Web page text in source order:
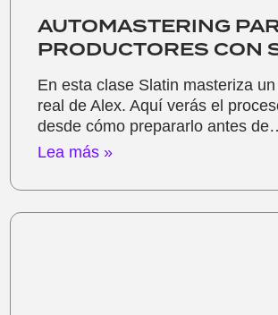
AUTOMASTERING
PRODUCTORES CON
En esta clase Slatin masteriza
real de Alex. Aquí verás el
desde cómo prepararlo antes
Lea más »